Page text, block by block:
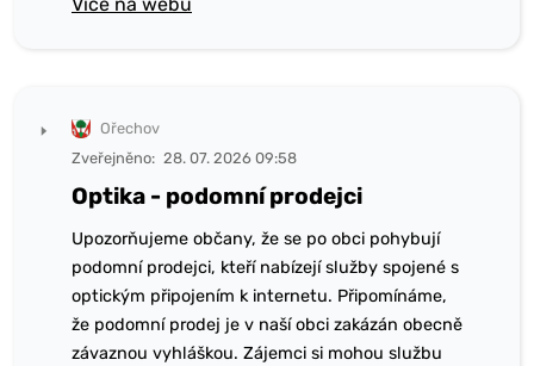
Ořechov
Zveřejněno: 28. 07. 2026 09:58
Optika - podomní prodejci
Upozorňujeme občany, že se po obci pohybují
podomní prodejci, kteří nabízejí služby spojené s
optickým připojením k internetu. Připomínáme,
že podomní prodej je v naší obci zakázán obecně
závaznou vyhláškou. Zájemci si mohou službu